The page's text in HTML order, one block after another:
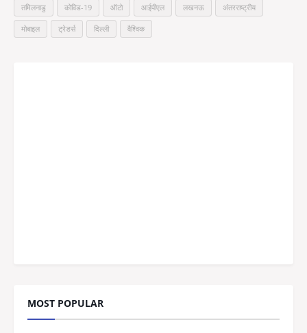
तमिलनाडु कोविड-19 ऑटो आईपीएल लखनऊ अंतरराष्ट्रीय
मोबाइल ट्रेडर्स दिल्ली वैश्विक
MOST POPULAR